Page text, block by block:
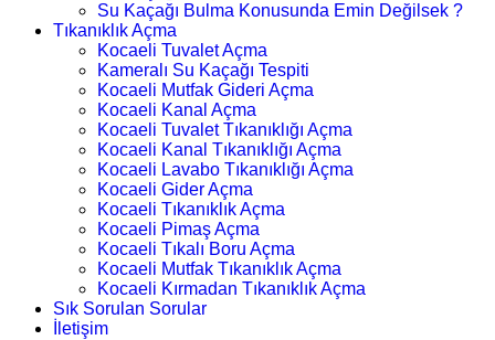
Su Kaçağı Bulma Konusunda Emin Değilsek ?
Tıkanıklık Açma
Kocaeli Tuvalet Açma
Kameralı Su Kaçağı Tespiti
Kocaeli Mutfak Gideri Açma
Kocaeli Kanal Açma
Kocaeli Tuvalet Tıkanıklığı Açma
Kocaeli Kanal Tıkanıklığı Açma
Kocaeli Lavabo Tıkanıklığı Açma
Kocaeli Gider Açma
Kocaeli Tıkanıklık Açma
Kocaeli Pimaş Açma
Kocaeli Tıkalı Boru Açma
Kocaeli Mutfak Tıkanıklık Açma
Kocaeli Kırmadan Tıkanıklık Açma
Sık Sorulan Sorular
İletişim